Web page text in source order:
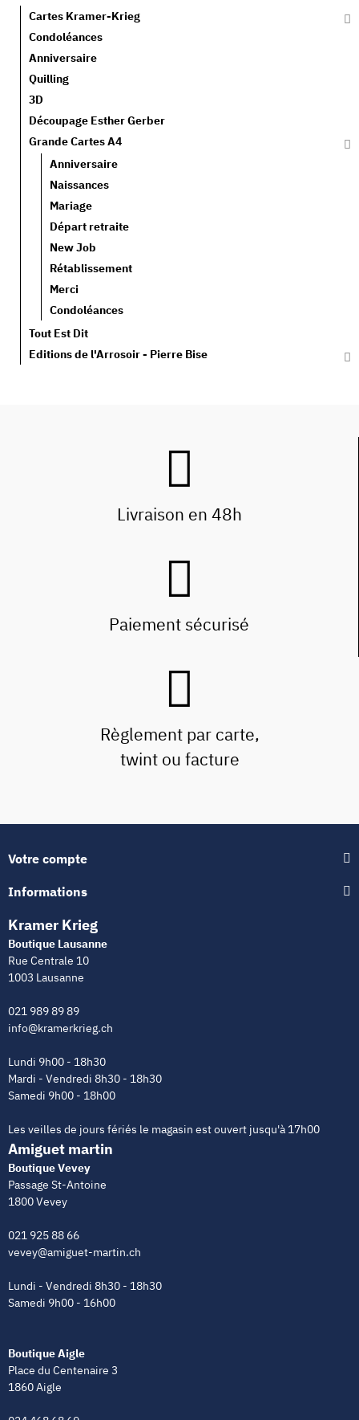
Cartes Kramer-Krieg
Condoléances
Anniversaire
Quilling
3D
Découpage Esther Gerber
Grande Cartes A4
Anniversaire
Naissances
Mariage
Départ retraite
New Job
Rétablissement
Merci
Condoléances
Tout Est Dit
Editions de l'Arrosoir - Pierre Bise
Livraison en 48h
Paiement sécurisé
Règlement par carte,
twint ou facture
Votre compte
Informations
Kramer Krieg
Boutique Lausanne
Rue Centrale 10
1003 Lausanne
021 989 89 89
info@kramerkrieg.ch
Lundi 9h00 - 18h30
Mardi - Vendredi 8h30 - 18h30
Samedi 9h00 - 18h00
Les veilles de jours fériés le magasin est ouvert jusqu'à 17h00
Amiguet martin
Boutique Vevey
Passage St-Antoine
1800 Vevey
021 925 88 66
vevey@amiguet-martin.ch
Lundi - Vendredi 8h30 - 18h30
Samedi 9h00 - 16h00
Boutique Aigle
Place du Centenaire 3
1860 Aigle